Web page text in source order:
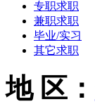
专职求职
兼职求职
毕业/实习
其它求职
地 区：